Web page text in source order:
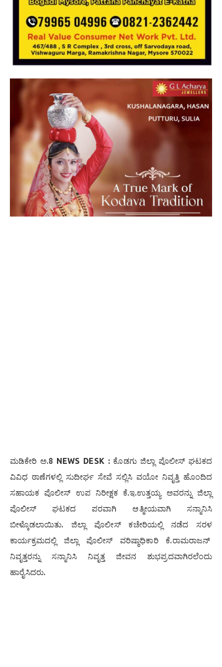
ಮಡಿಕೇರಿ ಅ.8 NEWS DESK :ಕೊಡಗು ಜಿಲ್ಲಾ ಪೊಲೀಸ್ ಘಟಕದ
ವಿವಿಧ ಠಾಣೆಗಳಲ್ಲಿ ಸುದೀರ್ಘ ಸೇವೆ ಸಲ್ಲಿಸಿ ವಯೋ ನಿವೃತ್ತಿ ಹೊಂದಿದ
ಸಹಾಯಕ ಪೊಲೀಸ್ ಉಪ ನಿರೀಕ್ಷಕ ಕೆ.ಇ.ಉತ್ತಯ್ಯ ಅವರನ್ನು ಜಿಲ್ಲಾ
ಪೊಲೀಸ್ ಘಟಕದ ಪರವಾಗಿ ಆತ್ಮೀಯವಾಗಿ ಸನ್ಮಾನಿಸಿ
ಬೀಳ್ಕೊಡಲಾಯಿತು. ಜಿಲ್ಲಾ ಪೊಲೀಸ್ ಕಚೇರಿಯಲ್ಲಿ ನಡೆದ ಸರಳ
ಕಾರ್ಯಕ್ರಮದಲ್ಲಿ ಜಿಲ್ಲಾ ಪೊಲೀಸ್ ವರಿಷ್ಠಾಧಿಕಾರಿ ಕೆ.ರಾಮರಾಜನ್
ನಿವೃತ್ತರನ್ನು ಸನ್ಮಾನಿಸಿ ನಿವೃತ್ತ ಜೀವನ ಶುಭಪ್ರದವಾಗಿರಲೆಂದು
ಹಾರೈಸಿದರು.